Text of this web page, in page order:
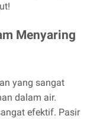
Menyaring
yang sangat
dalam air.
efektif. Pasir